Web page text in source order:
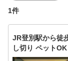
1件
JR登別駅から徒
し切り ペットOK